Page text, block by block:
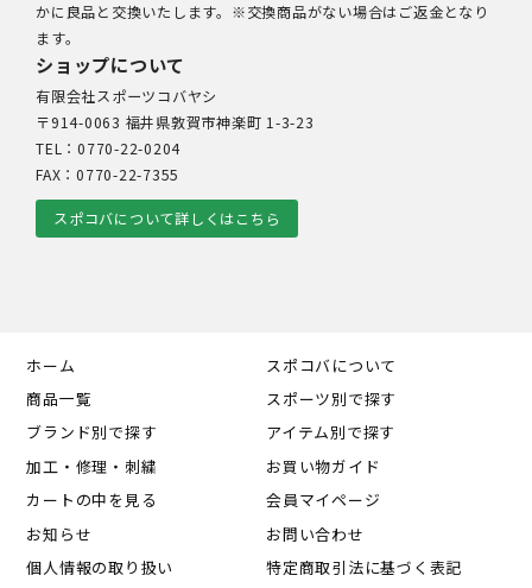
かに良品と交換いたします。※交換商品がない場合はご返金となり
ます。
ショップについて
有限会社スポーツコバヤシ
〒914-0063 福井県敦賀市神楽町 1-3-23
TEL：0770-22-0204
FAX：0770-22-7355
スポコバについて詳しくはこちら
ホーム
スポコバについて
商品一覧
スポーツ別で探す
ブランド別で探す
アイテム別で探す
加工・修理・刺繍
お買い物ガイド
カートの中を見る
会員マイページ
お知らせ
お問い合わせ
個人情報の取り扱い
特定商取引法に基づく表記